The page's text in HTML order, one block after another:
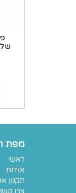
מפת
ראשי
אודות
תקנון
צרו